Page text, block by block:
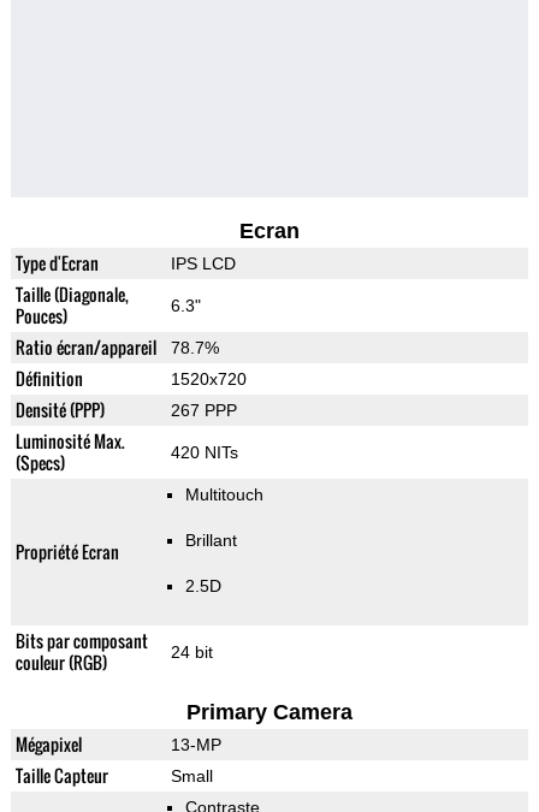
Ecran
Type d'Ecran IPS LCD
Taille (Diagonale,
Pouces)
6.3"
Ratio écran/appareil 78.7%
Définition 1520x720
Densité (PPP) 267 PPP
Luminosité Max.
(Specs)
420 NITs
Propriété Ecran
Multitouch
Brillant
2.5D
Bits par composant
couleur (RGB)
24 bit
Primary Camera
Mégapixel 13-MP
Taille Capteur Small
Contraste